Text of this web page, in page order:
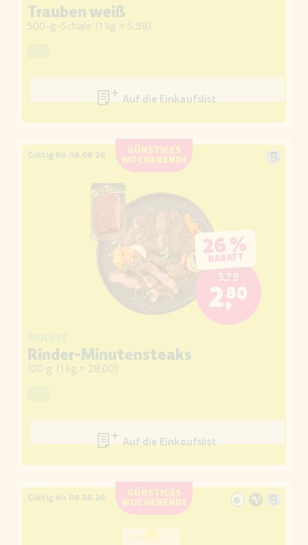
Trauben weiß
500-g-Schale (1 kg = 5,98)
Auf die Einkaufsliste
GÜNSTIGES
WOCHENENDE
Gültig bis 08.08.26
26 %
RABATT
3,79
2,80
BIOLUST
Rinder-Minutensteaks
100 g (1 kg = 28,00)
Auf die Einkaufsliste
GÜNSTIGES
WOCHENENDE
Gültig bis 08.08.26